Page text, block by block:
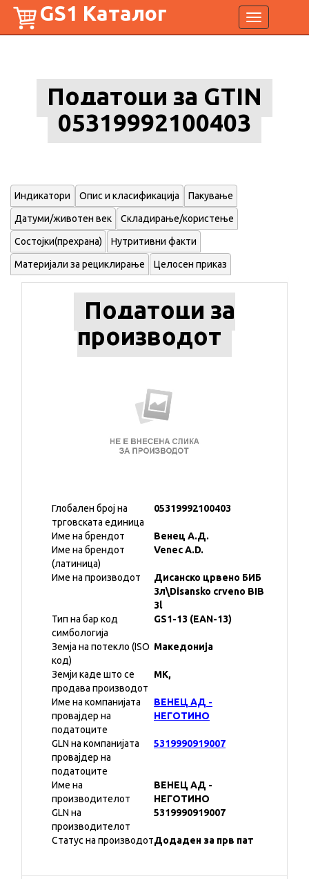
Toggle
navigation
GS1 Каталог
Податоци за GTIN
05319992100403
Индикатори Опис и класификација Пакување
Датуми/животен век Складирање/користење
Состојки(прехрана) Нутритивни факти
Материјали за рециклирање Целосен приказ
Податоци за
производот
Глобален број на
трговската единица
05319992100403
Име на брендот
Венец А.Д.
Име на брендот
(латиница)
Venec A.D.
Име на производот
Дисанско црвено БИБ
3л\Disansko crveno BIB
3l
Тип на бар код
симбологија
GS1-13 (EAN-13)
Земја на потекло (ISO
код)
Македонија
Земји каде што се
продава производот
MK,
Име на компанијата
провајдер на
податоците
ВЕНЕЦ АД -
НЕГОТИНО
GLN на компанијата
провајдер на
податоците
5319990919007
Име на
производителот
ВЕНЕЦ АД -
НЕГОТИНО
GLN на
производителот
5319990919007
Статус на производотДодаден за прв пат